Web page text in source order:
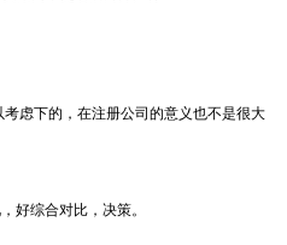
虑下的，在注册公司的意义也不是很大
好综合对比，决策。